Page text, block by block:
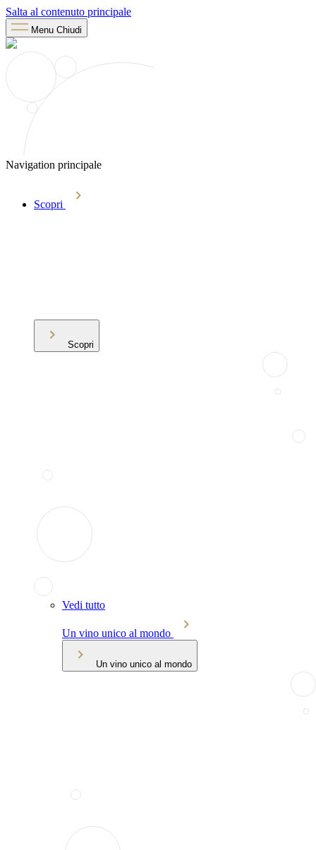
Salta al contenuto principale
Menu Chiudi
Navigation principale
Scopri
Scopri
Vedi tutto
Un vino unico al mondo
Un vino unico al mondo